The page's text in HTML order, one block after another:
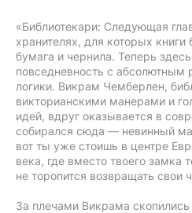
«Библиотекари: Следующая
хранителях, для которых
бумага и чернила. Теперь
повседневность с
логики. Викрам Чемберлен,
викторианскими манерами и
идей, вдруг оказывается в
собирался сюда — невинный
вот ты уже стоишь в центре
века, где вместо твоего замка
не торопится возвращать свои
За плечами Викрама